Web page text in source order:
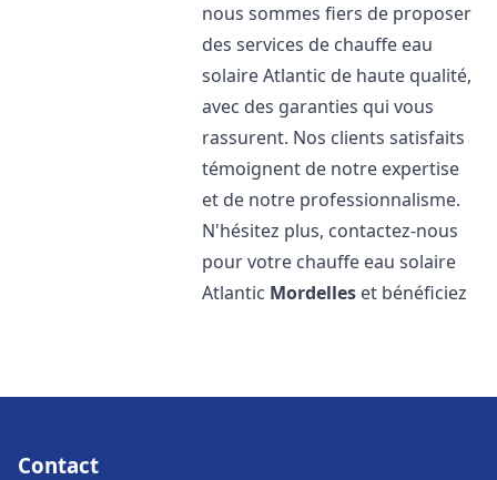
nous sommes fiers de proposer
des services de chauffe eau
solaire Atlantic de haute qualité,
avec des garanties qui vous
rassurent. Nos clients satisfaits
témoignent de notre expertise
et de notre professionnalisme.
N'hésitez plus, contactez-nous
pour votre chauffe eau solaire
Atlantic Mordelles et bénéficiez
Contact